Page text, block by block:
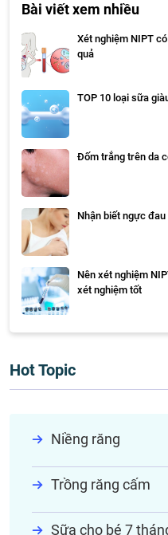
Bài viết xem nhiều
Xét nghiệm NIPT
quả
TOP 10 loại sữa
Đốm trắng trên da
Nhận biết ngực
Nên xét nghiệm
xét nghiệm tốt
Hot Topic
Niềng răng
Trồng răng cấm
Sữa cho bé 7